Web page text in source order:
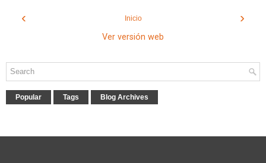
‹ ›
Inicio
Ver versión web
Popular Tags Blog Archives